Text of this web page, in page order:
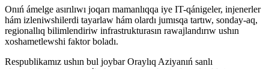
Onıń ámelge asırılıwı joqarı mamanlıqqa iye IT-qánigeler, injenerler
hám izleniwshilerdi tayarlaw hám olardı jumısqa tartıw, sonday-aq,
regionallıq bilimlendiriw infrastrukturasın rawajlandırıw ushın
xoshametlewshi faktor boladı.
Respublikamız ushın bul joybar Oraylıq Aziyanıń sanlı